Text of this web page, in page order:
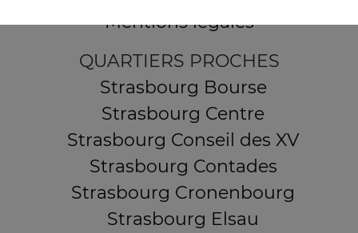
Mentions légales
QUARTIERS PROCHES
Strasbourg Bourse
Strasbourg Centre
Strasbourg Conseil des XV
Strasbourg Contades
Strasbourg Cronenbourg
Strasbourg Elsau